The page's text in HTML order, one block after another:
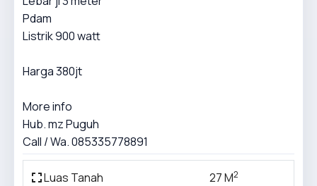
Pdam
Listrik 900 watt
Harga 380jt
More info
Hub. mz Puguh
Call / Wa. 085335778891
Luas Tanah 27 M2